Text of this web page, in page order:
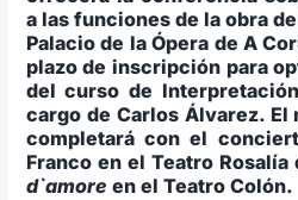
a las funciones de la obra
Palacio de la Ópera de A
plazo de inscripción para
del curso de
cargo de Carlos Álvarez. El
completará con el
Franco en el Teatro
d`amore en el Teatro Colón.